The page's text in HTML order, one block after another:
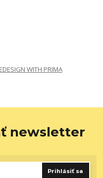
WITH PRIMA
newsletter
Prihlásiť sa